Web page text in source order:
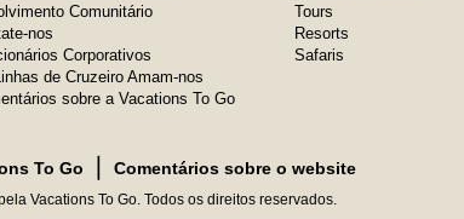
Comunitário
nos
Corporativos
de Cruzeiro Amam-nos
sobre a Vacations To Go
Tours
Resorts
Safaris
To Go Comentários sobre o website
Vacations To Go. Todos os direitos reservados.